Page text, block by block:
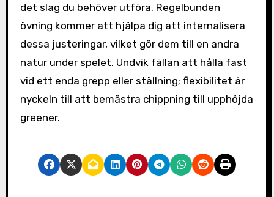
det slag du behöver utföra. Regelbunden
övning kommer att hjälpa dig att internalisera
dessa justeringar, vilket gör dem till en andra
natur under spelet. Undvik fällan att hålla fast
vid ett enda grepp eller ställning; flexibilitet är
nyckeln till att bemästra chippning till upphöjda
greener.